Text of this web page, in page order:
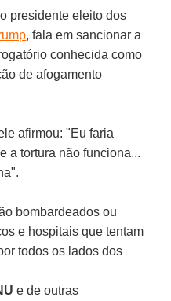
presidente eleito dos
, fala em sancionar a
conhecida como
de afogamento
afirmou: "Eu faria
a tortura não funciona...
bombardeados ou
e hospitais que tentam
todos os lados dos
e de outras